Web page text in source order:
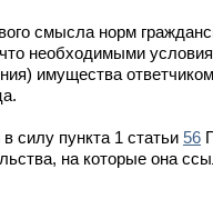
смысла норм
необходимыми
имущества
силу пункта 1 статьи 56
на которые она